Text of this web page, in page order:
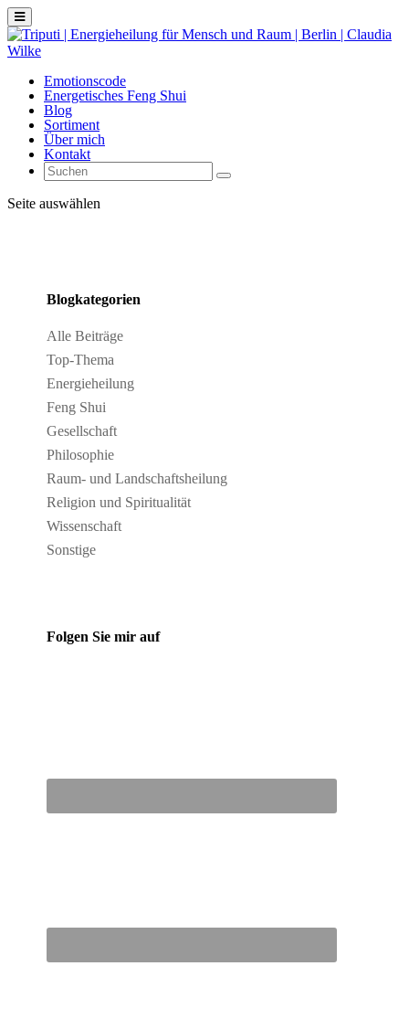
Emotionscode
Energetisches Feng Shui
Blog
Sortiment
Über mich
Kontakt
Seite auswählen
Blogkategorien
Alle Beiträge
Top-Thema
Energieheilung
Feng Shui
Gesellschaft
Philosophie
Raum- und Landschaftsheilung
Religion und Spiritualität
Wissenschaft
Sonstige
Folgen Sie mir auf